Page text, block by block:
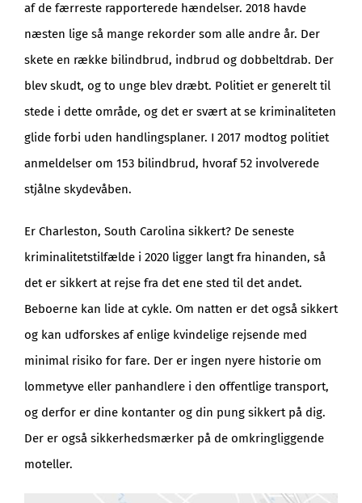
af de færreste rapporterede hændelser. 2018 havde
næsten lige så mange rekorder som alle andre år. Der
skete en række bilindbrud, indbrud og dobbeltdrab. Der
blev skudt, og to unge blev dræbt. Politiet er generelt til
stede i dette område, og det er svært at se kriminaliteten
glide forbi uden handlingsplaner. I 2017 modtog politiet
anmeldelser om 153 bilindbrud, hvoraf 52 involverede
stjålne skydevåben.
Er Charleston, South Carolina sikkert? De seneste
kriminalitetstilfælde i 2020 ligger langt fra hinanden, så
det er sikkert at rejse fra det ene sted til det andet.
Beboerne kan lide at cykle. Om natten er det også sikkert
og kan udforskes af enlige kvindelige rejsende med
minimal risiko for fare. Der er ingen nyere historie om
lommetyve eller panhandlere i den offentlige transport,
og derfor er dine kontanter og din pung sikkert på dig.
Der er også sikkerhedsmærker på de omkringliggende
moteller.